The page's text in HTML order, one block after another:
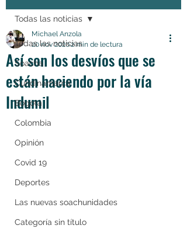
Todas las noticias
Soacha
Cundinamarca
Bogotá
Colombia
Opinión
Covid 19
Deportes
Las nuevas soachunidades
Categoría sin título
Todas las noticias
Así son los desvíos que se
están haciendo por la vía
Indumil
Michael Anzola
20 nov 20202 min de lectura